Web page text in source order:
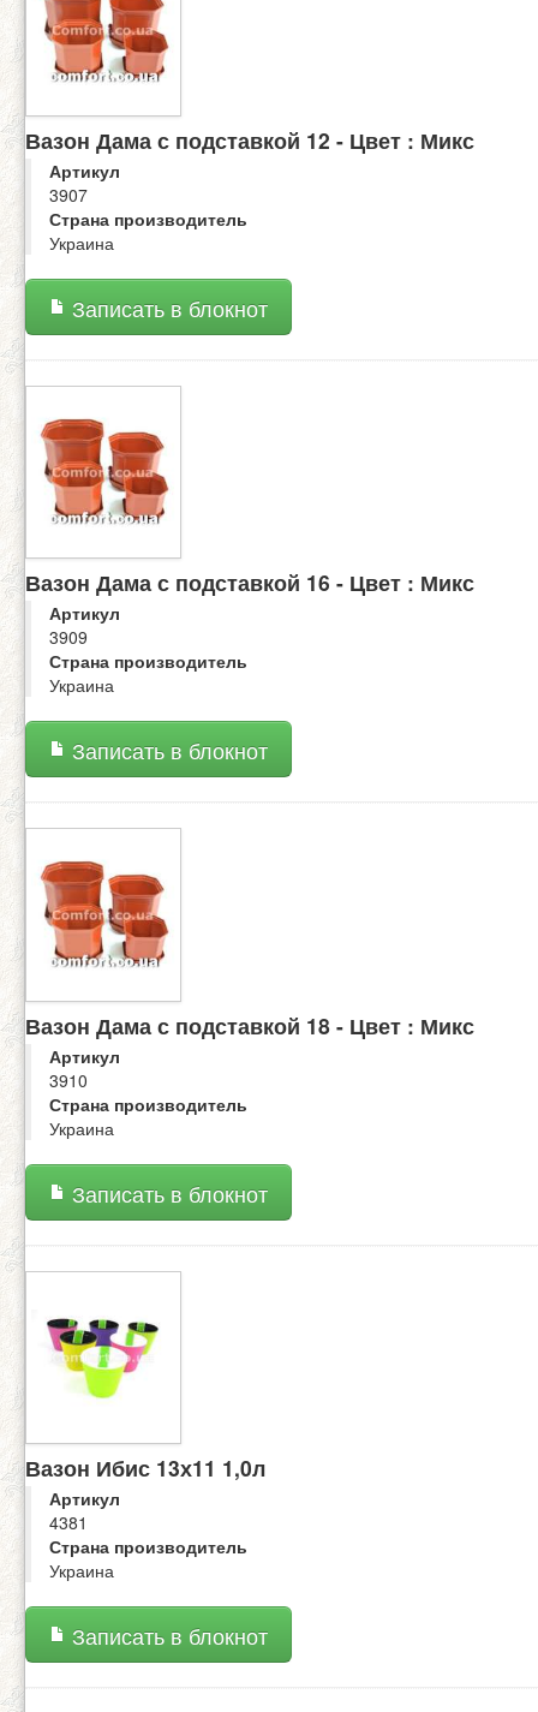
Вазон Дама с подставкой 12 - Цвет : Микс
Артикул
3907
Страна производитель
Украина
Записать в блокнот
Вазон Дама с подставкой 16 - Цвет : Микс
Артикул
3909
Страна производитель
Украина
Записать в блокнот
Вазон Дама с подставкой 18 - Цвет : Микс
Артикул
3910
Страна производитель
Украина
Записать в блокнот
Вазон Ибис 13х11 1,0л
Артикул
4381
Страна производитель
Украина
Записать в блокнот